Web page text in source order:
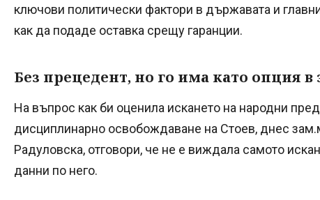
ключови политически фактори в държавата и
как да подаде оставка срещу гаранции.
Без прецедент, но го има като опция в
На въпрос как би оценила искането на народни
дисциплинарно освобождаване на Стоев, днес
Радуловска, отговори, че не е виждала самото
данни по него.